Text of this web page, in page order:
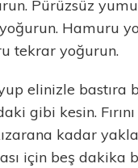
Pürüzsüz
Hamuru
tekrar yoğurun.
elinizle bastıra
gibi kesin.
kadar
için beş dakika